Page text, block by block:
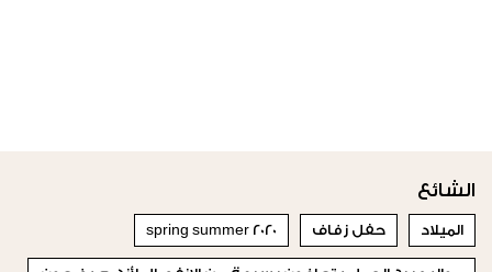
الشائع
الميلاد حفل زفاف spring summer 2020